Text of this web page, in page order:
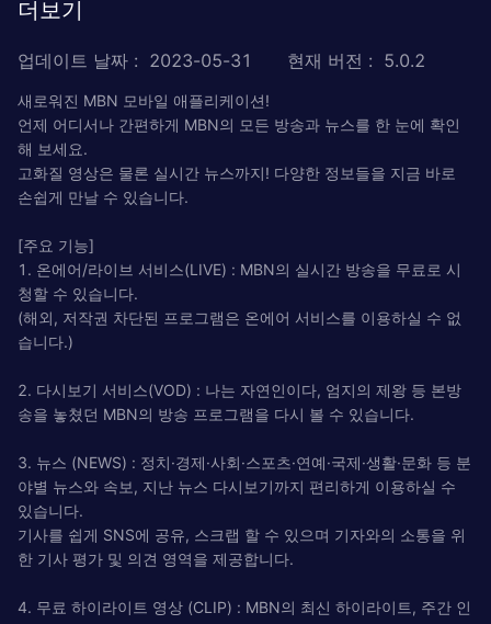
더보기
업데이트 날짜 : 2023-05-31 현재 버전 : 5.0.2
새로워진 MBN 모바일 애플리케이션!
언제 어디서나 간편하게 MBN의 모든 방송과 뉴스를 한 눈에 확인
해 보세요.
고화질 영상은 물론 실시간 뉴스까지! 다양한 정보들을 지금 바로
손쉽게 만날 수 있습니다.
[주요 기능]
1. 온에어/라이브 서비스(LIVE) : MBN의 실시간 방송을 무료로 시
청할 수 있습니다.
(해외, 저작권 차단된 프로그램은 온에어 서비스를 이용하실 수 없
습니다.)
2. 다시보기 서비스(VOD) : 나는 자연인이다, 엄지의 제왕 등 본방
송을 놓쳤던 MBN의 방송 프로그램을 다시 볼 수 있습니다.
3. 뉴스 (NEWS) : 정치·경제·사회·스포츠·연예·국제·생활·문화 등 분
야별 뉴스와 속보, 지난 뉴스 다시보기까지 편리하게 이용하실 수
있습니다.
기사를 쉽게 SNS에 공유, 스크랩 할 수 있으며 기자와의 소통을 위
한 기사 평가 및 의견 영역을 제공합니다.
4. 무료 하이라이트 영상 (CLIP) : MBN의 최신 하이라이트, 주간 인